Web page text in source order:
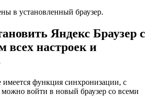
в установленный браузер.
Яндекс Браузер с
всех настроек и
имеется функция синхронизации, с
войти в новый браузер со всеми